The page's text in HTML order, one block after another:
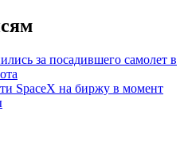
за посадившего самолет в
SpaceX на биржу в момент